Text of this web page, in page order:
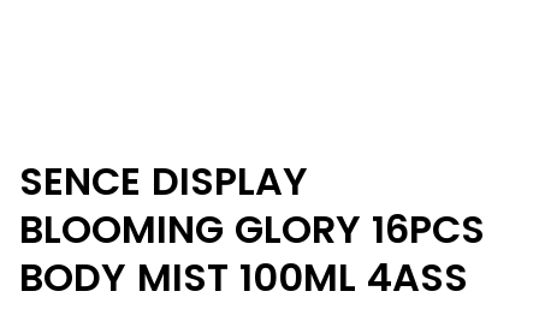
SENCE DISPLAY
BLOOMING GLORY 16PCS
BODY MIST 100ML 4ASS